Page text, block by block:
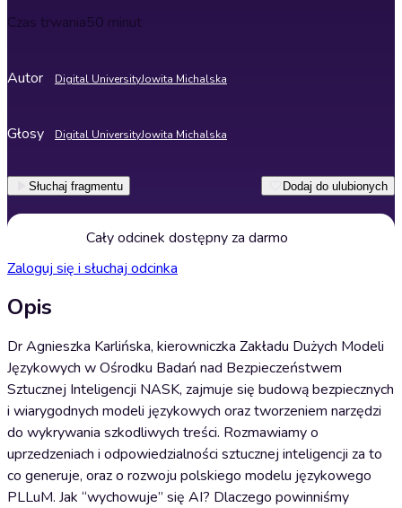
Czas trwania50 minut
Autor Digital UniversityJowita Michalska
Głosy Digital UniversityJowita Michalska
Słuchaj fragmentu Dodaj do ulubionych
Cały odcinek dostępny za darmo
Zaloguj się i słuchaj odcinka
Opis
Dr Agnieszka Karlińska, kierowniczka Zakładu Dużych Modeli
Językowych w Ośrodku Badań nad Bezpieczeństwem
Sztucznej Inteligencji NASK, zajmuje się budową bezpiecznych
i wiarygodnych modeli językowych oraz tworzeniem narzędzi
do wykrywania szkodliwych treści. Rozmawiamy o
uprzedzeniach i odpowiedzialności sztucznej inteligencji za to
co generuje, oraz o rozwoju polskiego modelu językowego
PLLuM. Jak “wychowuje” się AI? Dlaczego powinniśmy